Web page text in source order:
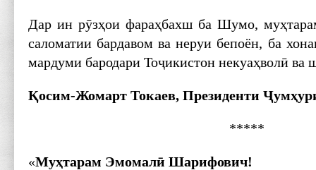
Дар ин рӯзҳои фараҳбахш ба Шумо,
саломатии бардавом ва неруи бепоён, ба
мардуми бародари Тоҷикистон некуаҳволӣ ва
Қосим-Жомарт Токаев, Президенти
*****
«Муҳтарам Эмомалӣ Шарифович!